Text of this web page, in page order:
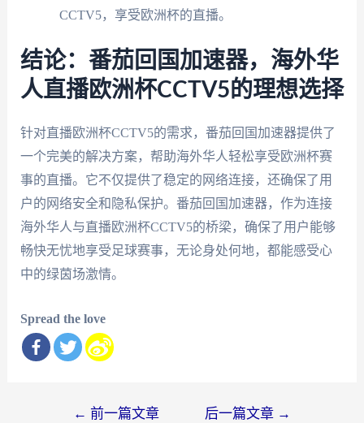
CCTV5，享受欧洲杯的直播。
结论：番茄回国加速器，海外华
人直播欧洲杯CCTV5的理想选择
针对直播欧洲杯CCTV5的需求，番茄回国加速器提供了
一个完美的解决方案，帮助海外华人轻松享受欧洲杯赛
事的直播。它不仅提供了稳定的网络连接，还确保了用
户的网络安全和隐私保护。番茄回国加速器，作为连接
海外华人与直播欧洲杯CCTV5的桥梁，确保了用户能够
畅快无忧地享受足球赛事，无论身处何地，都能感受心
中的绿茵场激情。
Spread the love
← 前一篇文章 后一篇文章 →